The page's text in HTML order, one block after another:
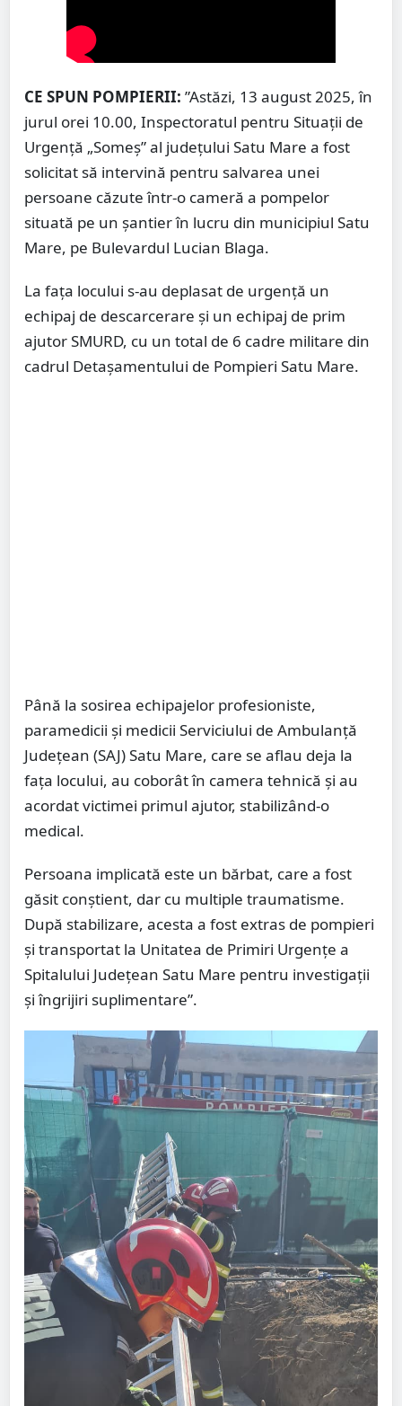
CE SPUN POMPIERII: ”Astăzi, 13 august 2025, în
jurul orei 10.00, Inspectoratul pentru Situații de
Urgență „Someș” al județului Satu Mare a fost
solicitat să intervină pentru salvarea unei
persoane căzute într-o cameră a pompelor
situată pe un șantier în lucru din municipiul Satu
Mare, pe Bulevardul Lucian Blaga.
La fața locului s-au deplasat de urgență un
echipaj de descarcerare și un echipaj de prim
ajutor SMURD, cu un total de 6 cadre militare din
cadrul Detașamentului de Pompieri Satu Mare.
Până la sosirea echipajelor profesioniste,
paramedicii și medicii Serviciului de Ambulanță
Județean (SAJ) Satu Mare, care se aflau deja la
fața locului, au coborât în camera tehnică și au
acordat victimei primul ajutor, stabilizând-o
medical.
Persoana implicată este un bărbat, care a fost
găsit conștient, dar cu multiple traumatisme.
După stabilizare, acesta a fost extras de pompieri
și transportat la Unitatea de Primiri Urgențe a
Spitalului Județean Satu Mare pentru investigații
și îngrijiri suplimentare”.